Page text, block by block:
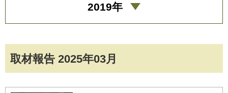
取材報告 2025年03月
2019年